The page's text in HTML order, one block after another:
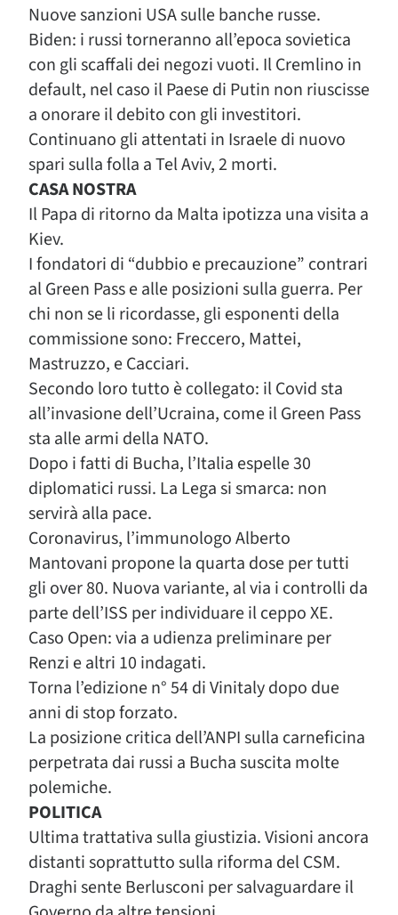
Nuove sanzioni USA sulle banche russe.
Biden: i russi torneranno all’epoca sovietica
con gli scaffali dei negozi vuoti. Il Cremlino in
default, nel caso il Paese di Putin non riuscisse
a onorare il debito con gli investitori.
Continuano gli attentati in Israele di nuovo
spari sulla folla a Tel Aviv, 2 morti.
CASA NOSTRA
Il Papa di ritorno da Malta ipotizza una visita a
Kiev.
I fondatori di “dubbio e precauzione” contrari
al Green Pass e alle posizioni sulla guerra. Per
chi non se li ricordasse, gli esponenti della
commissione sono: Freccero, Mattei,
Mastruzzo, e Cacciari.
Secondo loro tutto è collegato: il Covid sta
all’invasione dell’Ucraina, come il Green Pass
sta alle armi della NATO.
Dopo i fatti di Bucha, l’Italia espelle 30
diplomatici russi. La Lega si smarca: non
servirà alla pace.
Coronavirus, l’immunologo Alberto
Mantovani propone la quarta dose per tutti
gli over 80. Nuova variante, al via i controlli da
parte dell’ISS per individuare il ceppo XE.
Caso Open: via a udienza preliminare per
Renzi e altri 10 indagati.
Torna l’edizione n° 54 di Vinitaly dopo due
anni di stop forzato.
La posizione critica dell’ANPI sulla carneficina
perpetrata dai russi a Bucha suscita molte
polemiche.
POLITICA
Ultima trattativa sulla giustizia. Visioni ancora
distanti soprattutto sulla riforma del CSM.
Draghi sente Berlusconi per salvaguardare il